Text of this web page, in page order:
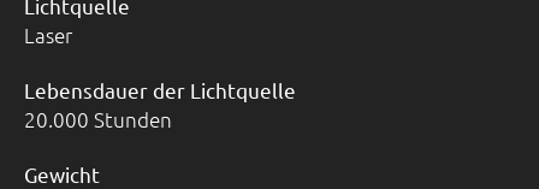
Lichtquelle
Laser
Lebensdauer der Lichtquelle
20.000 Stunden
Gewicht